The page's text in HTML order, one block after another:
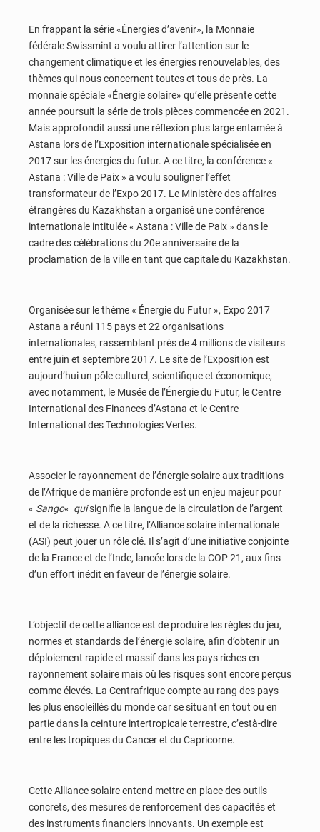
En frappant la série «Énergies d’avenir», la Monnaie
fédérale Swissmint a voulu attirer l’attention sur le
changement climatique et les énergies renouvelables, des
thèmes qui nous concernent toutes et tous de près. La
monnaie spéciale «Énergie solaire» qu’elle présente cette
année poursuit la série de trois pièces commencée en 2021.
Mais approfondit aussi une réflexion plus large entamée à
Astana lors de l’Exposition internationale spécialisée en
2017 sur les énergies du futur. A ce titre, la conférence «
Astana : Ville de Paix » a voulu souligner l’effet
transformateur de l’Expo 2017. Le Ministère des affaires
étrangères du Kazakhstan a organisé une conférence
internationale intitulée « Astana : Ville de Paix » dans le
cadre des célébrations du 20e anniversaire de la
proclamation de la ville en tant que capitale du Kazakhstan.
Organisée sur le thème « Énergie du Futur », Expo 2017
Astana a réuni 115 pays et 22 organisations
internationales, rassemblant près de 4 millions de visiteurs
entre juin et septembre 2017. Le site de l’Exposition est
aujourd’hui un pôle culturel, scientifique et économique,
avec notamment, le Musée de l’Énergie du Futur, le Centre
International des Finances d’Astana et le Centre
International des Technologies Vertes.
Associer le rayonnement de l’énergie solaire aux traditions
de l’Afrique de manière profonde est un enjeu majeur pour
« Sango« quisignifie la langue de la circulation de l’argent
et de la richesse. A ce titre, l’Alliance solaire internationale
(ASI) peut jouer un rôle clé. Il s’agit d’une initiative conjointe
de la France et de l’Inde, lancée lors de la COP 21, aux fins
d’un effort inédit en faveur de l’énergie solaire.
L’objectif de cette alliance est de produire les règles du jeu,
normes et standards de l’énergie solaire, afin d’obtenir un
déploiement rapide et massif dans les pays riches en
rayonnement solaire mais où les risques sont encore perçus
comme élevés. La Centrafrique compte au rang des pays
les plus ensoleillés du monde car se situant en tout ou en
partie dans la ceinture intertropicale terrestre, c’està-dire
entre les tropiques du Cancer et du Capricorne.
Cette Alliance solaire entend mettre en place des outils
concrets, des mesures de renforcement des capacités et
des instruments financiers innovants. Un exemple est